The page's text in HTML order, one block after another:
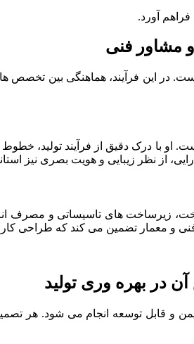
آورد.
مشاور فنی
در این فرآیند، هماهنگی بین تخصص
او با درک دقیق از فرآیند تولید،
از نظر زیبایی و هویت بصری نیز
زیرساخت های تاسیساتی و مصرف
و معمار تضمین می کند که طراحی
در بهره وری تولید
و قابل توسعه انجام می شود. هر